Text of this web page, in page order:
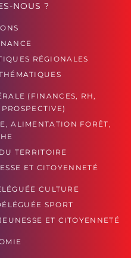
NOUS ?
RÉGIONALES
(FINANCES, RH,
ALIMENTATION FORÊT,
TERRITOIRE
ET CITOYENNETÉ
CULTURE
SPORT
ET CITOYENNETÉ